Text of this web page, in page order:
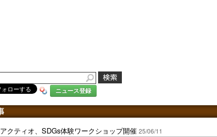
ニュース登録
アクティオ、SDGs体験ワークショップ開催 25/06/11